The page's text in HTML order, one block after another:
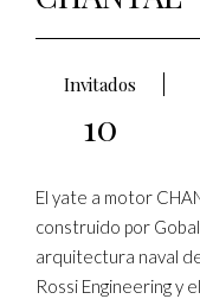
Invitados
10
El yate a motor
construido por
arquitectura naval
Rossi Engineering y